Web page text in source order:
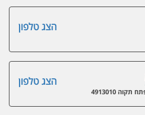
הצג טלפון
הצג טלפון